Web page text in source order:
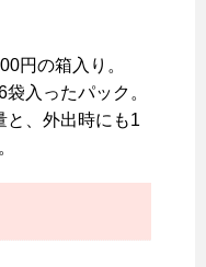
円の箱入り。
入ったパック。
と、外出時にも1